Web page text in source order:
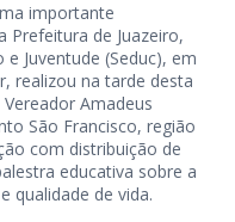
importante
Prefeitura de Juazeiro,
Juventude (Seduc), em
realizou na tarde desta
Amadeus
São Francisco, região
com distribuição de
educativa sobre a
qualidade de vida.